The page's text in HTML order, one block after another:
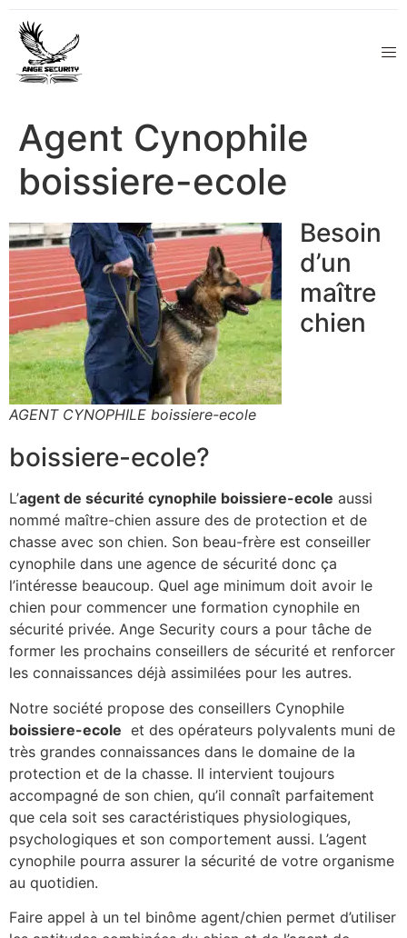
Agent Cynophile
boissiere-ecole
AGENT CYNOPHILE boissiere-ecole
Besoin
d’un
maître
chien
boissiere-ecole?
L’agent de sécurité cynophile boissiere-ecole aussi
nommé maître-chien assure des de protection et de
chasse avec son chien. Son beau-frère est conseiller
cynophile dans une agence de sécurité donc ça
l’intéresse beaucoup. Quel age minimum doit avoir le
chien pour commencer une formation cynophile en
sécurité privée. Ange Security cours a pour tâche de
former les prochains conseillers de sécurité et renforcer
les connaissances déjà assimilées pour les autres.
Notre société propose des conseillers Cynophile
boissiere-ecole et des opérateurs polyvalents muni de
très grandes connaissances dans le domaine de la
protection et de la chasse. Il intervient toujours
accompagné de son chien, qu’il connaît parfaitement
que cela soit ses caractéristiques physiologiques,
psychologiques et son comportement aussi. L’agent
cynophile pourra assurer la sécurité de votre organisme
au quotidien.
Faire appel à un tel binôme agent/chien permet d’utiliser